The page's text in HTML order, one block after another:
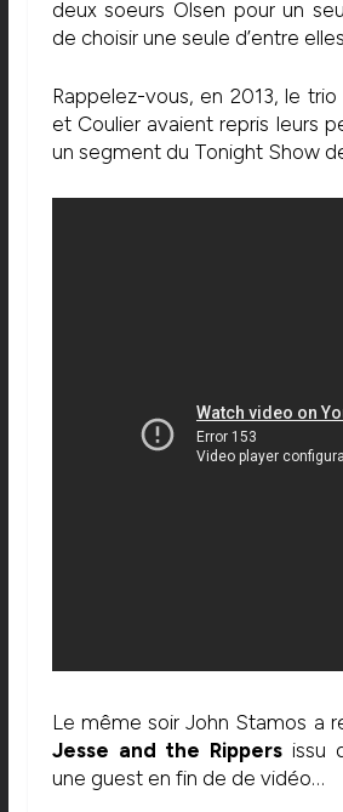
deux soeurs Olsen pour un
de choisir une seule d’entre
Rappelez-vous, en 2013, le
et Coulier avaient repris leurs
un segment du Tonight Show
Le même soir John Stamos a
Jesse and the Rippers issu
une guest en fin de de vidéo…